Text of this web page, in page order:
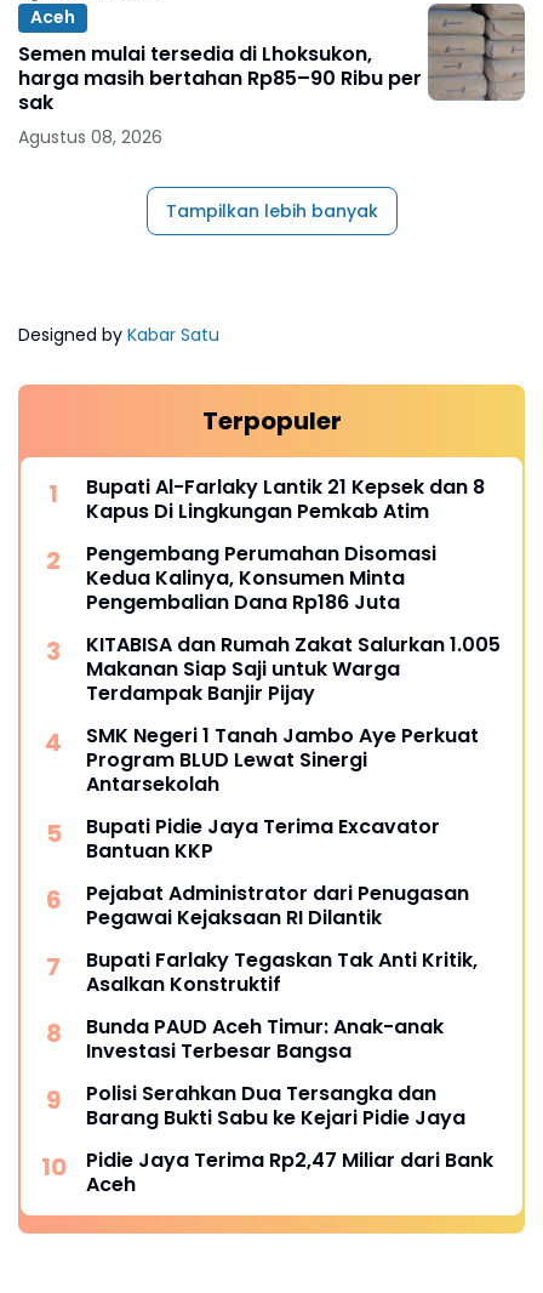
Aceh
Semen mulai tersedia di Lhoksukon,
harga masih bertahan Rp85–90 Ribu per
sak
Agustus 08, 2026
Tampilkan lebih banyak
Designed by Kabar Satu
Terpopuler
Bupati Al-Farlaky Lantik 21 Kepsek dan 8
Kapus Di Lingkungan Pemkab Atim
Pengembang Perumahan Disomasi
Kedua Kalinya, Konsumen Minta
Pengembalian Dana Rp186 Juta
KITABISA dan Rumah Zakat Salurkan 1.005
Makanan Siap Saji untuk Warga
Terdampak Banjir Pijay
SMK Negeri 1 Tanah Jambo Aye Perkuat
Program BLUD Lewat Sinergi
Antarsekolah
Bupati Pidie Jaya Terima Excavator
Bantuan KKP
Pejabat Administrator dari Penugasan
Pegawai Kejaksaan RI Dilantik
Bupati Farlaky Tegaskan Tak Anti Kritik,
Asalkan Konstruktif
Bunda PAUD Aceh Timur: Anak-anak
Investasi Terbesar Bangsa
Polisi Serahkan Dua Tersangka dan
Barang Bukti Sabu ke Kejari Pidie Jaya
Pidie Jaya Terima Rp2,47 Miliar dari Bank
Aceh